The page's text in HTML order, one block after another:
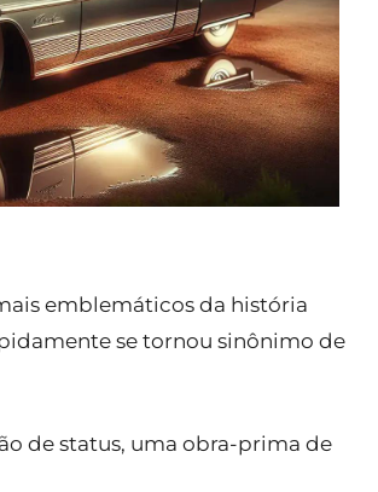
emblemáticos da história
se tornou sinônimo de
de status, uma obra-prima de